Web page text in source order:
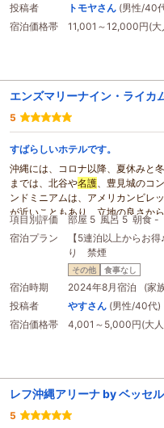
投稿者
トモヤさん (男性/40
宿泊価格帯
11,001～12,000円(
エンズマリーナイン・ライカ
5
すばらしいホテルです。
沖縄には、コロナ以降、夏休みと
までは、北谷や名護 、豊見城のコ
ンドミニアムは、アメリカンビレ
が近いこともあり、立地の良さか
料金が上がっていくこともあり、
回はライカムに位置しているこち
７万円強です。４人で泊まること
する内容を踏まえても、大変割安
ても、部屋にキッチンや洗濯機・
ニアムとも言えます。フロントス
ティもしっかりとしていますので
ニアムよりも、かなり安心できま
清潔です。玄関からの廊下も広く
せん。リビングは、座り心地のよ
画対応の大画面テレビなどがあり
過ごせます。旅行で歩き回った後に
たりすることのできる大きい浴槽
にも、テレビ付の浴槽があります
項目別評価 部屋 5 風呂 5 朝食 -
宿泊プラン
【5連泊以上からお
り 禁煙
その他 食事なし
宿泊時期
2024年8月宿泊 (家
投稿者
やすさん (男性/40代)
宿泊価格帯
4,001～5,000円(大
レフ沖縄アリーナ by ベッセ
5